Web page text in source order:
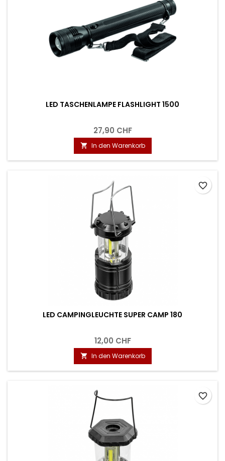
LED TASCHENLAMPE FLASHLIGHT 1500
27,90 CHF
 In den Warenkorb
LED CAMPINGLEUCHTE SUPER CAMP 180
12,00 CHF
 In den Warenkorb
favorite_border
favorite_border